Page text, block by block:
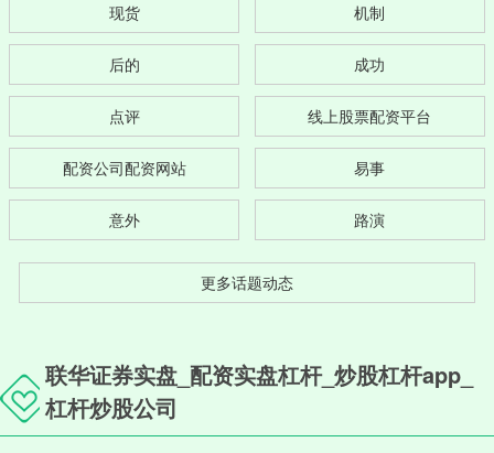
现货 机制
后的 成功
点评 线上股票配资平台
配资公司配资网站 易事
意外 路演
更多话题动态
联华证券实盘_配资实盘杠杆_炒股杠杆app_
杠杆炒股公司